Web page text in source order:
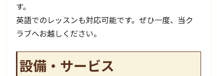
す。
英語でのレッスンも対応可能です。ぜひ一度、当ク
ラブへお越しください。
設備・サービス